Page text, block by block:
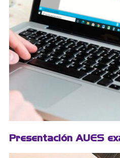
Presentación AUES